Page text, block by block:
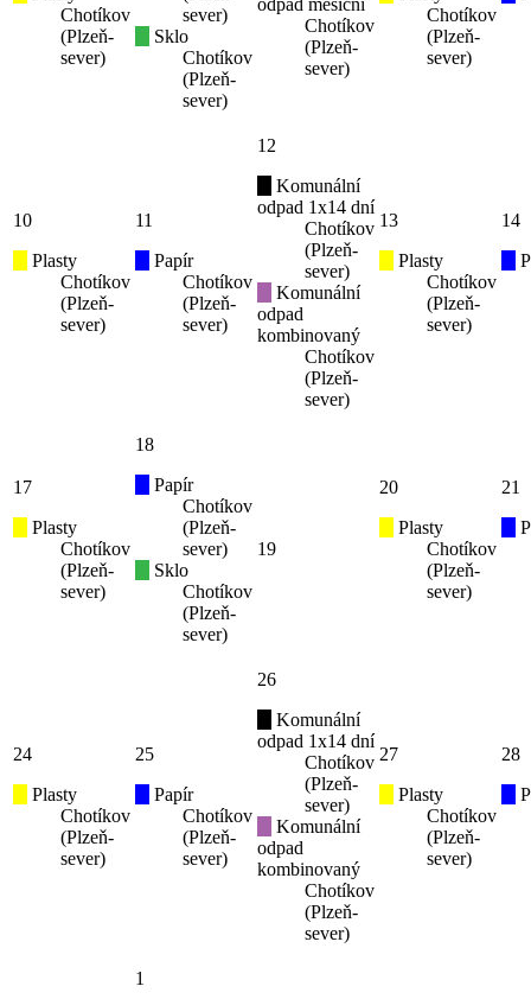
Chotíkov
(Plzeň-
sever)
sever)
Sklo
Chotíkov
(Plzeň-
sever)
odpad měsíční
Chotíkov
(Plzeň-
sever)
Chotíkov
(Plzeň-
sever)
10
Plasty
Chotíkov
(Plzeň-
sever)
11
Papír
Chotíkov
(Plzeň-
sever)
12
Komunální
odpad 1x14 dní
Chotíkov
(Plzeň-
sever)
Komunální
odpad
kombinovaný
Chotíkov
(Plzeň-
sever)
13
Plasty
Chotíkov
(Plzeň-
sever)
14
17
Plasty
Chotíkov
(Plzeň-
sever)
18
Papír
Chotíkov
(Plzeň-
sever)
Sklo
Chotíkov
(Plzeň-
sever)
19
20
Plasty
Chotíkov
(Plzeň-
sever)
21
24
Plasty
Chotíkov
(Plzeň-
sever)
25
Papír
Chotíkov
(Plzeň-
sever)
26
Komunální
odpad 1x14 dní
Chotíkov
(Plzeň-
sever)
Komunální
odpad
kombinovaný
Chotíkov
(Plzeň-
sever)
27
Plasty
Chotíkov
(Plzeň-
sever)
28
1